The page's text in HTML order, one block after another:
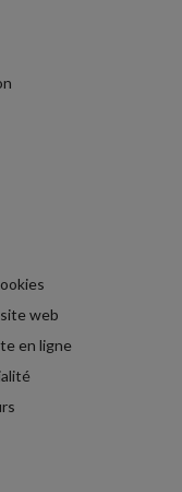
web
en ligne